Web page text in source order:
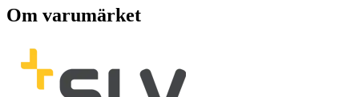
Om varumärket